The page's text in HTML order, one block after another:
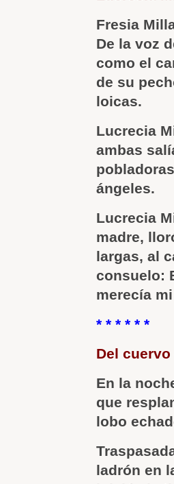
Fresia
De la voz
como el
de su
loicas.
Lucrecia
ambas
ángeles.
Lucrecia
madre,
largas, al
consuelo:
merecía
* * * * * *
Del
En la
que
lobo
ladrón en